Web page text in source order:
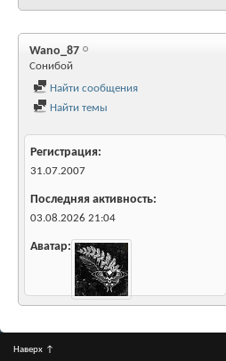
Wano_87
Сонибой
Найти сообщения
Найти темы
Регистрация
31.07.2007
Последняя активность
03.08.2026 21:04
Аватар
Наверх ↑